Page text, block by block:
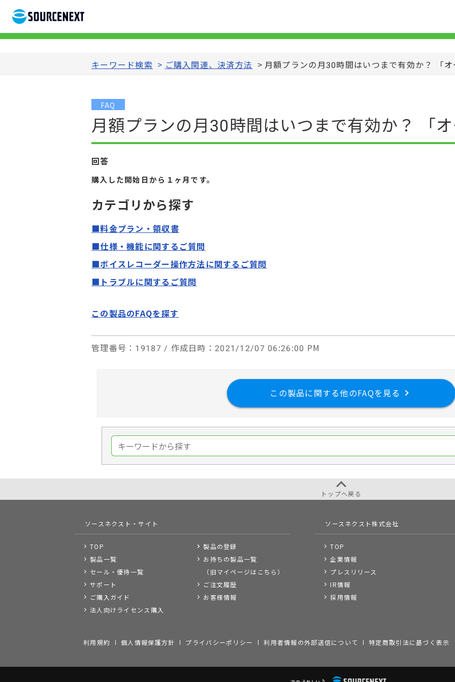
キーワード検索 > ご購入関連、決済方法 > 月額プランの月30時間はいつまで有効か？ 「
FAQ
月額プランの月30時間はいつまで有効か？ 「
回答
購入した開始日から１ヶ月です。
カテゴリから探す
■料金プラン・領収書
■仕様・機能に関するご質問
■ボイスレコーダー操作方法に関するご質問
■トラブルに関するご質問
この製品のFAQを探す
管理番号 ：19187 / 作成日時 ：2021/12/07 06:26:00 PM
この製品に関する他のFAQを見る
トップへ戻る
ソースネクスト・サイト
TOP
製品一覧
セール・優待一覧
サポート
ご購入ガイド
法人向けライセンス購入
製品の登録
お持ちの製品一覧
（旧マイページはこちら）
ご注文履歴
お客様情報
ソースネクスト株式会社
TOP
企業情報
プレスリリース
IR情報
採用情報
利用規約 個人情報保護方針 プライバシーポリシー 利用者情報の外部送信について 特定商取引法に基づく表示